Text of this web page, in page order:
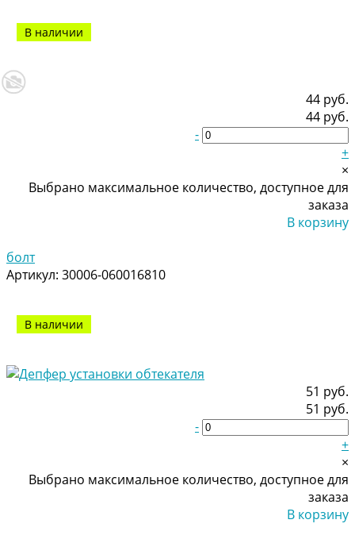
В наличии
51 руб.
51 руб.
-
+
×
Выбрано максимальное количество, доступное для
заказа
В корзину
44 руб.
44 руб.
-
+
×
Выбрано максимальное количество, доступное для
заказа
В корзину
болт
Артикул: 30006-060016810
В наличии